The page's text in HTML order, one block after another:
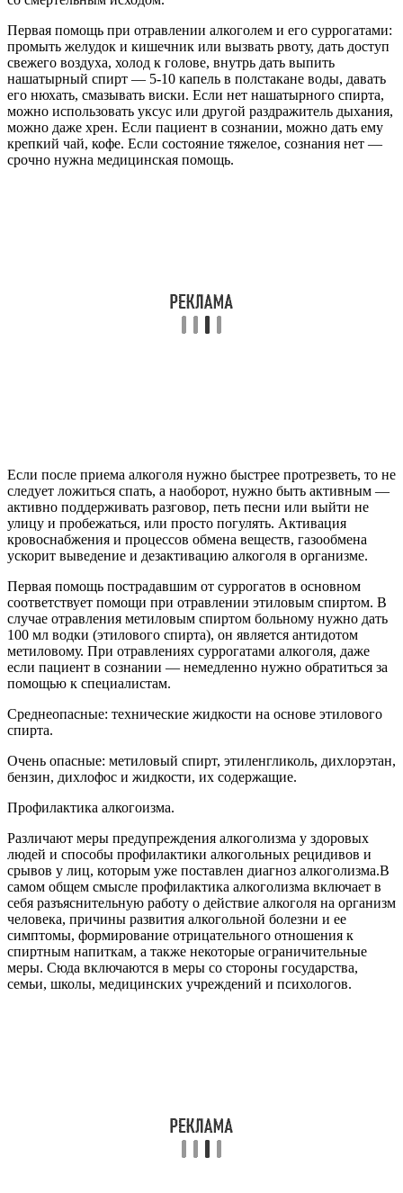
Первая помощь при отравлении алкоголем и его суррогатами:
промыть желудок и кишечник или вызвать рвоту, дать доступ
свежего воздуха, холод к голове, внутрь дать выпить
нашатырный спирт — 5-10 капель в полстакане воды, давать
его нюхать, смазывать виски. Если нет нашатырного спирта,
можно использовать уксус или другой раздражитель дыхания,
можно даже хрен. Если пациент в сознании, можно дать ему
крепкий чай, кофе. Если состояние тяжелое, сознания нет —
срочно нужна медицинская помощь.
Если после приема алкоголя нужно быстрее протрезветь, то не
следует ложиться спать, а наоборот, нужно быть активным —
активно поддерживать разговор, петь песни или выйти не
улицу и пробежаться, или просто погулять. Активация
кровоснабжения и процессов обмена веществ, газообмена
ускорит выведение и дезактивацию алкоголя в организме.
Первая помощь пострадавшим от суррогатов в основном
соответствует помощи при отравлении этиловым спиртом. В
случае отравления метиловым спиртом больному нужно дать
100 мл водки (этилового спирта), он является антидотом
метиловому. При отравлениях суррогатами алкоголя, даже
если пациент в сознании — немедленно нужно обратиться за
помощью к специалистам.
Среднеопасные: технические жидкости на основе этилового
спирта.
Очень опасные: метиловый спирт, этиленгликоль, дихлорэтан,
бензин, дихлофос и жидкости, их содержащие.
Профилактика алкогоизма.
Различают меры предупреждения алкоголизма у здоровых
людей и способы профилактики алкогольных рецидивов и
срывов у лиц, которым уже поставлен диагноз алкоголизма.В
самом общем смысле профилактика алкоголизма включает в
себя разъяснительную работу о действие алкоголя на организм
человека, причины развития алкогольной болезни и ее
симптомы, формирование отрицательного отношения к
спиртным напиткам, а также некоторые ограничительные
меры. Сюда включаются в меры со стороны государства,
семьи, школы, медицинских учреждений и психологов.